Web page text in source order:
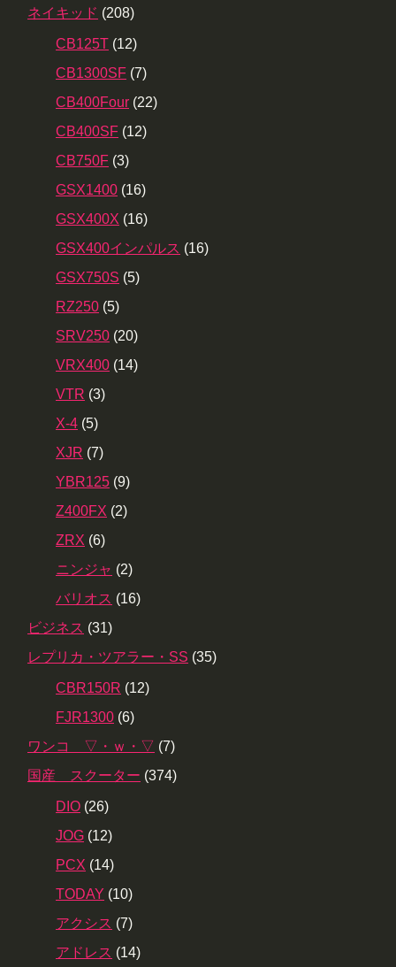
ネイキッド (208)
CB125T (12)
CB1300SF (7)
CB400Four (22)
CB400SF (12)
CB750F (3)
GSX1400 (16)
GSX400X (16)
GSX400インパルス (16)
GSX750S (5)
RZ250 (5)
SRV250 (20)
VRX400 (14)
VTR (3)
X-4 (5)
XJR (7)
YBR125 (9)
Z400FX (2)
ZRX (6)
ニンジャ (2)
バリオス (16)
ビジネス (31)
レプリカ・ツアラー・SS (35)
CBR150R (12)
FJR1300 (6)
ワンコ ▽・ｗ・▽ (7)
国産 スクーター (374)
DIO (26)
JOG (12)
PCX (14)
TODAY (10)
アクシス (7)
アドレス (14)